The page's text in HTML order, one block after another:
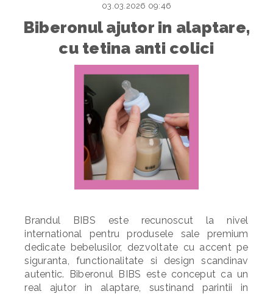
Biberonul ajutor in alaptare,
cu tetina anti colici
03.03.2026 09:46
Brandul BIBS este recunoscut la nivel
international pentru produsele sale premium
dedicate bebelusilor, dezvoltate cu accent pe
siguranta, functionalitate si design scandinav
autentic. Biberonul BIBS este conceput ca un
real ajutor in alaptare, sustinand parintii in